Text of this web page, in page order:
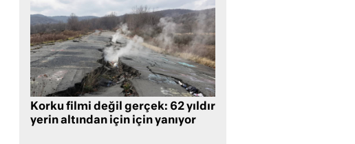
Korku filmi değil gerçek: 62 yıldır
yerin altından için için yanıyor